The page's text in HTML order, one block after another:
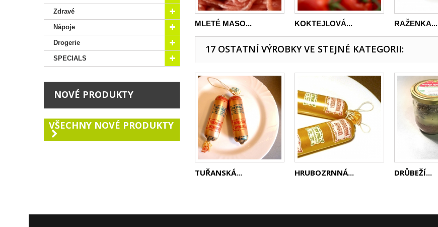
Zdravé
Nápoje
Drogerie
SPECIALS
NOVÉ PRODUKTY
VŠECHNY NOVÉ PRODUKTY
MLETÉ MASO... KOKTEJLOVÁ... RAŽENKA...
17 OSTATNÍ VÝROBKY VE STEJNÉ KATEGORII:
TUŘANSKÁ... HRUBOZRNNÁ... DRŮBEŽÍ...